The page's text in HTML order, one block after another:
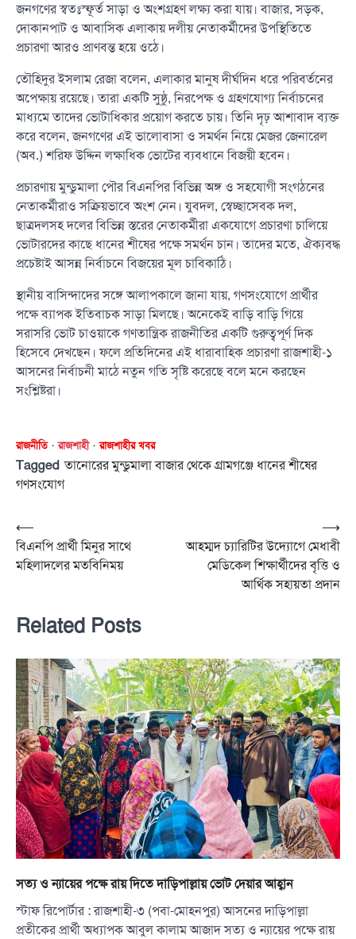
জনগণের স্বতঃস্ফূর্ত সাড়া ও অংশগ্রহণ লক্ষ্য করা যায়। বাজার, সড়ক,
দোকানপাট ও আবাসিক এলাকায় দলীয় নেতাকর্মীদের উপস্থিতিতে
প্রচারণা আরও প্রাণবন্ত হয়ে ওঠে।
তৌহিদুর ইসলাম রেজা বলেন, এলাকার মানুষ দীর্ঘদিন ধরে পরিবর্তনের
অপেক্ষায় রয়েছে। তারা একটি সুষ্ঠু, নিরপেক্ষ ও গ্রহণযোগ্য নির্বাচনের
মাধ্যমে তাদের ভোটাধিকার প্রয়োগ করতে চায়। তিনি দৃঢ় আশাবাদ ব্যক্ত
করে বলেন, জনগণের এই ভালোবাসা ও সমর্থন নিয়ে মেজর জেনারেল
(অব.) শরিফ উদ্দিন লক্ষাধিক ভোটের ব্যবধানে বিজয়ী হবেন।
প্রচারণায় মুন্ডুমালা পৌর বিএনপির বিভিন্ন অঙ্গ ও সহযোগী সংগঠনের
নেতাকর্মীরাও সক্রিয়ভাবে অংশ নেন। যুবদল, স্বেচ্ছাসেবক দল,
ছাত্রদলসহ দলের বিভিন্ন স্তরের নেতাকর্মীরা একযোগে প্রচারণা চালিয়ে
ভোটারদের কাছে ধানের শীষের পক্ষে সমর্থন চান। তাদের মতে, ঐক্যবদ্ধ
প্রচেষ্টাই আসন্ন নির্বাচনে বিজয়ের মূল চাবিকাঠি।
স্থানীয় বাসিন্দাদের সঙ্গে আলাপকালে জানা যায়, গণসংযোগে প্রার্থীর
পক্ষে ব্যাপক ইতিবাচক সাড়া মিলছে। অনেকেই বাড়ি বাড়ি গিয়ে
সরাসরি ভোট চাওয়াকে গণতান্ত্রিক রাজনীতির একটি গুরুত্বপূর্ণ দিক
হিসেবে দেখছেন। ফলে প্রতিদিনের এই ধারাবাহিক প্রচারণা রাজশাহী-১
আসনের নির্বাচনী মাঠে নতুন গতি সৃষ্টি করেছে বলে মনে করছেন
সংশ্লিষ্টরা।
রাজনীতি রাজশাহী রাজশাহীর খবর
Taggedতানোরের মুন্ডুমালা বাজার থেকে গ্রামগঞ্জে ধানের শীষের
গণসংযোগ
Post
navigation
⟵
বিএনপি প্রার্থী মিনুর সাথে
মহিলাদলের মতবিনিময়
আহম্মদ চ্যারিটির উদ্যোগে মেধাবী
মেডিকেল শিক্ষার্থীদের বৃত্তি ও
আর্থিক সহায়তা প্রদান
⟶
Related Posts
সত্য ও ন্যায়ের পক্ষে রায় দিতে দাড়িপাল্লায় ভোট দেয়ার আহ্বান
স্টাফ রিপোর্টার : রাজশাহী-৩ (পবা-মোহনপুর) আসনের দাড়িপাল্লা
প্রতীকের প্রার্থী অধ্যাপক আবুল কালাম আজাদ সত্য ও ন্যায়ের পক্ষে রায়